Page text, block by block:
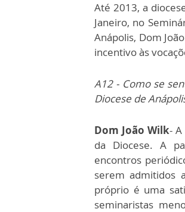
Até 2013, a
Janeiro, no
Anápolis, Dom
incentivo às
A12 - Como se
Diocese de
Dom João Wilk-
da Diocese. A
encontros
serem admitidos
próprio é uma
seminaristas